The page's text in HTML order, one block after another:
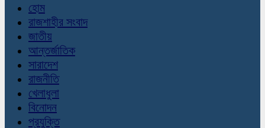
হোম
রাজশাহীর সংবাদ
জাতীয়
আন্তর্জাতিক
সারাদেশ
রাজনীতি
খেলাধুলা
বিনোদন
প্রযুক্তি